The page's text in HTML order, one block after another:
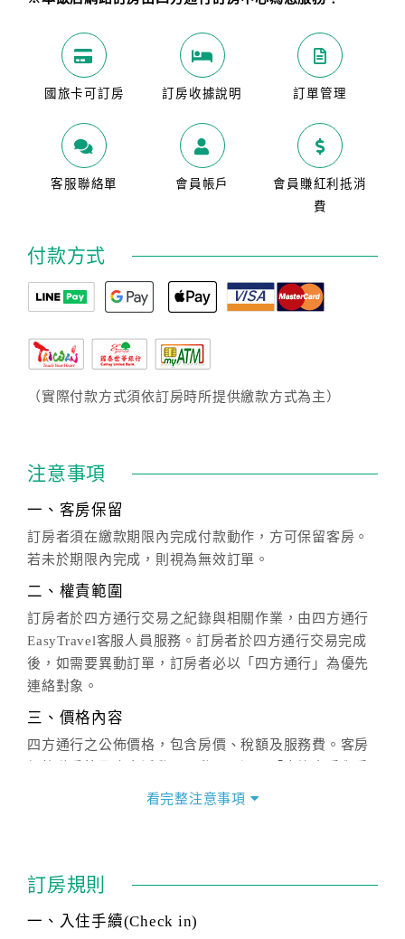
國旅卡可訂房 訂房收據說明 訂單管理
客服聯絡單 會員帳戶
會員賺紅利抵消
費
付款方式
（實際付款方式須依訂房時所提供繳款方式為主）
注意事項
一、客房保留
訂房者須在繳款期限內完成付款動作，方可保留客房。
若未於期限內完成，則視為無效訂單。
二、權責範圍
訂房者於四方通行交易之紀錄與相關作業，由四方通行
EasyTravel客服人員服務。訂房者於四方通行交易完成
後，如需要異動訂單，訂房者必以「四方通行」為優先
連絡對象。
三、價格內容
四方通行之公佈價格，包含房價、稅額及服務費。客房
價」之當日價格為標準。
通行「客服聯絡單」提出申辦，四方通行
話方式異動訂單。
※非客服時間之申辦異動，皆為次日計算及辦理。
看完整注意事項
訂房規則
一、入住手續(Check in)